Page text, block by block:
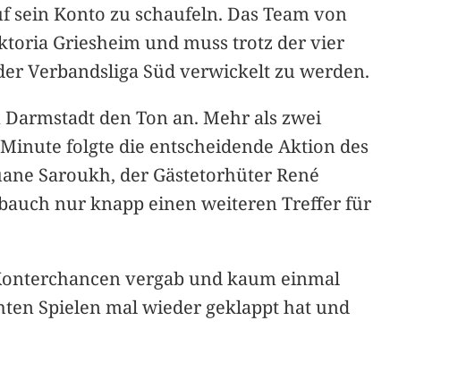
sein Konto zu schaufeln. Das Team von
Griesheim und muss trotz der vier
Verbandsliga Süd verwickelt zu werden.
den Ton an. Mehr als zwei
folgte die entscheidende Aktion des
Saroukh, der Gästetorhüter René
nur knapp einen weiteren Treffer für
vergab und kaum einmal
Spielen mal wieder geklappt hat und